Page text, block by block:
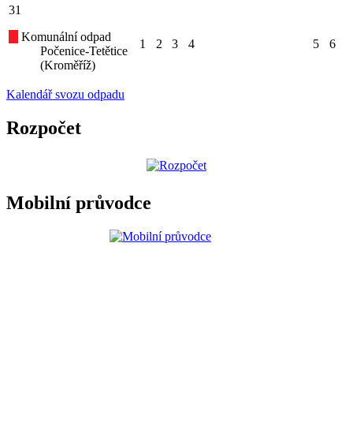
31
Komunální odpad
Počenice-Tetětice
(Kroměříž)
1 2 3 4 5 6
Kalendář svozu odpadu
Rozpočet
Mobilní průvodce